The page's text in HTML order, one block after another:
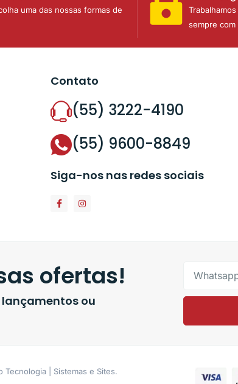
uma das nossas formas de
sempre
Contato
(55) 3222-4190
(55) 9600-8849
Siga-nos nas redes sociais
ofertas!
ou
| Sistemas e Sites.